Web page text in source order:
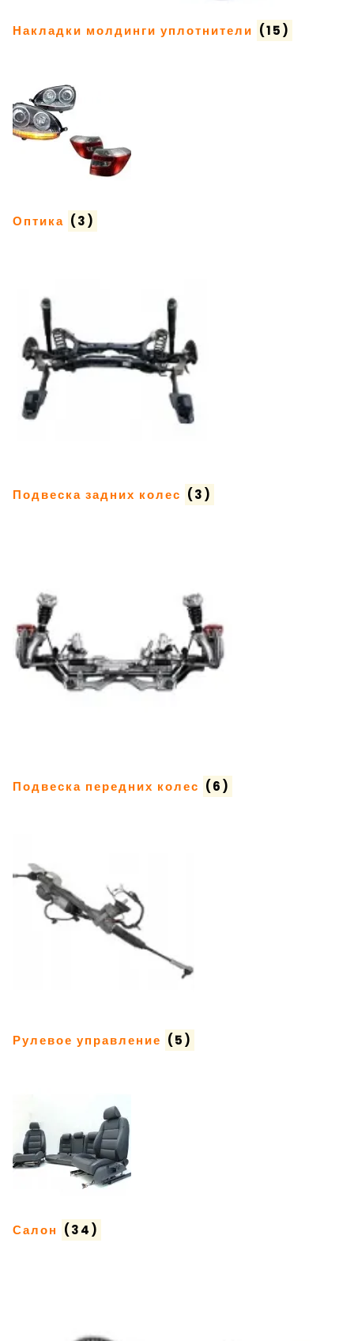
Накладки молдинги уплотнители (15)
Оптика (3)
Подвеска задних колес (3)
Подвеска передних колес (6)
Рулевое управление (5)
Салон (34)